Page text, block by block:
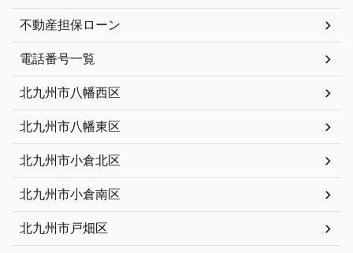
不動産担保ローン
電話番号一覧
北九州市八幡西区
北九州市八幡東区
北九州市小倉北区
北九州市小倉南区
北九州市戸畑区